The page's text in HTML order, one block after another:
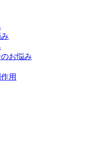
お悩み
用